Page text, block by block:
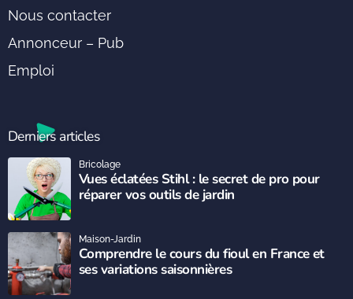
Nous contacter
Annonceur – Pub
Emploi
Derniers articles
Vues éclatées Stihl : le secret de pro pour
réparer vos outils de jardin
Bricolage
Comprendre le cours du fioul en France et
ses variations saisonnières
Maison-Jardin